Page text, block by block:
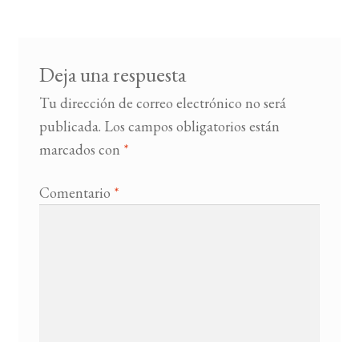
Deja una respuesta
Tu dirección de correo electrónico no será
publicada. Los campos obligatorios están
marcados con *
Comentario *